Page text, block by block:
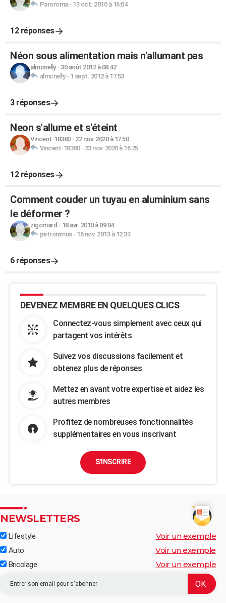
Paroroma- 13 oct. 2010 à 16:04
12 réponses
Néon sous alimentation mais n'allumant pas
almcnelly- 30 août 2012 à 08:42
almcnelly- 1 sept. 2012 à 17:53
3 réponses
Neon s'allume et s'éteint
Vincent-18380- 22 nov. 2020 à 17:50
Vincent-18380- 23 nov. 2020 à 16:25
12 réponses
Comment couder un tuyau en aluminium sans
le déformer ?
zigomard - 18 avr. 2010 à 09:04
petronimus- 16 nov. 2013 à 12:33
6 réponses
DEVENEZ MEMBRE EN QUELQUES CLICS
Connectez-vous simplement avec ceux qui
partagent vos intérêts
Suivez vos discussions facilement et
obtenez plus de réponses
Mettez en avant votre expertise et aidez les
autres membres
Profitez de nombreuses fonctionnalités
supplémentaires en vous inscrivant
S'INSCRIRE
NEWSLETTERS
Lifestyle Voir un exemple
Auto Voir un exemple
Bricolage Voir un exemple